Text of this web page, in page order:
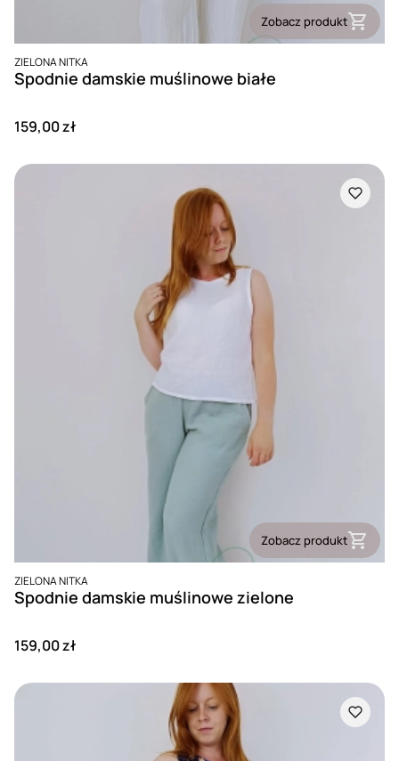
Zobacz produkt
PRODUCENT
ZIELONA NITKA
Spodnie damskie muślinowe białe
Cena
159,00 zł
Zobacz produkt
PRODUCENT
ZIELONA NITKA
Spodnie damskie muślinowe zielone
Cena
159,00 zł